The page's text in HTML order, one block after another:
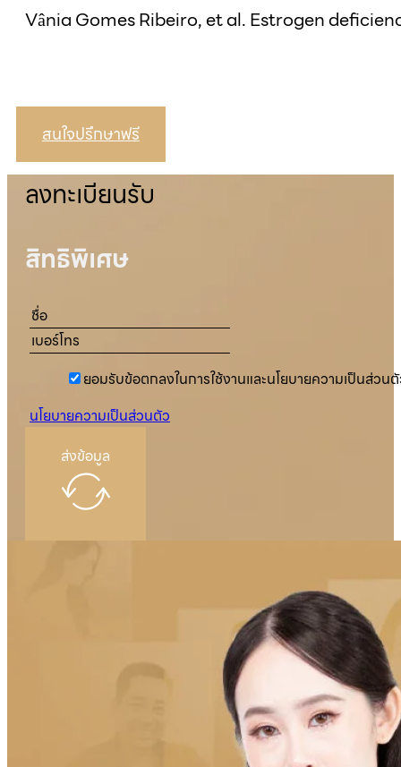
Vânia Gomes Ribeiro, et al. Estrogen
สนใจปรึกษาฟรี
ลงทะเบียนรับ
สิทธิพิเศษ
ยอมรับข้อตกลงในการใช้งานและนโยบายความเป็นส่วน
นโยบายความเป็นส่วนตัว
ส่งข้อมูล